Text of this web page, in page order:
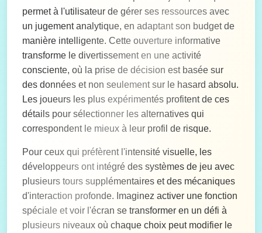
permet à l'utilisateur de gérer ses ressources avec
un jugement analytique, en adaptant son budget de
manière intelligente. Cette ouverture informative
transforme le divertissement en une activité
consciente, où la prise de décision est basée sur
des données et non seulement sur le hasard absolu.
Les joueurs les plus expérimentés profitent de ces
détails pour sélectionner les alternatives qui
correspondent le mieux à leur profil de risque.
Pour ceux qui préfèrent l'intensité visuelle, les
développeurs ont intégré des systèmes de jeu avec
plusieurs tours supplémentaires et des mécaniques
d'interaction profonde. Imaginez activer une fonction
spéciale et voir l'écran se transformer en un défi à
plusieurs niveaux où chaque choix peut modifier le